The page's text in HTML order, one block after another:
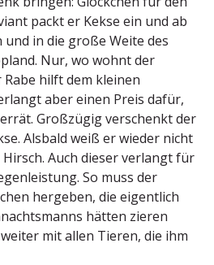
packt er Kekse ein und ab
in die große Weite des
Nur, wo wohnt der
hilft dem kleinen
aber einen Preis dafür,
Großzügig verschenkt der
Alsbald weiß er wieder nicht
Auch dieser verlangt für
So muss der
hergeben, die eigentlich
hätten zieren
mit allen Tieren, die ihm